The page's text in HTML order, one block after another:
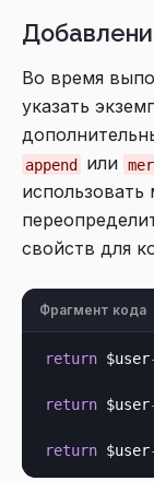
Во время
указать
append или
использовать
свойств для
Фрагмент кода
return $user
return $user
return $user